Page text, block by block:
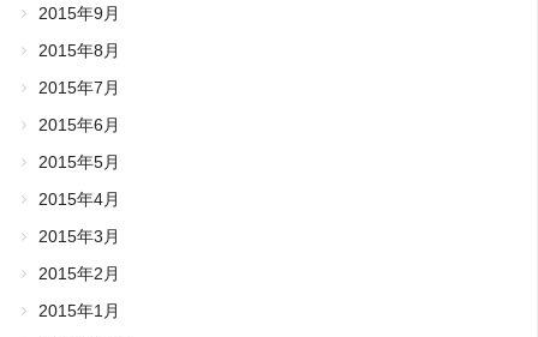
2015年9月
2015年8月
2015年7月
2015年6月
2015年5月
2015年4月
2015年3月
2015年2月
2015年1月